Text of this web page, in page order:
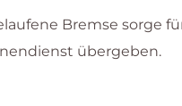
Bremse sorge
übergeben.